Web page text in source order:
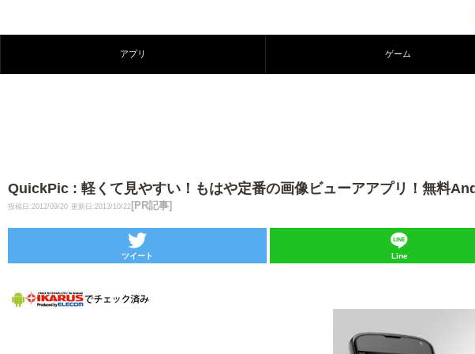
アプリ ゲーム
QuickPic : 軽くて見やすい！もはや定番の画像ビューアアプリ！無料
投稿日:2012/09/20 更新日:2013/10/22 [PR記事]
ツイート Line